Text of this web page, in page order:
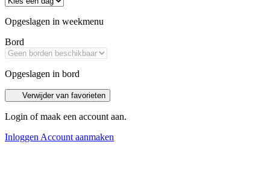
Opgeslagen in weekmenu
Bord
Opgeslagen in bord
Verwijder van favorieten
Login of maak een account aan.
Inloggen Account aanmaken